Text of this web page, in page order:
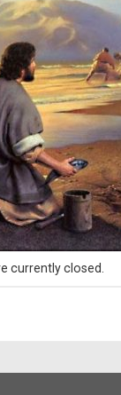
currently closed.